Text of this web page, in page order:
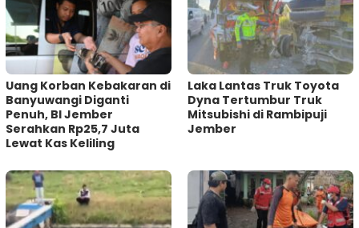
Uang Korban Kebakaran di
Banyuwangi Diganti
Penuh, BI Jember
Serahkan Rp25,7 Juta
Lewat Kas Keliling
Laka Lantas Truk Toyota
Dyna Tertumbur Truk
Mitsubishi di Rambipuji
Jember